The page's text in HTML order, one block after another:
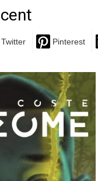
Twitter Pinterest